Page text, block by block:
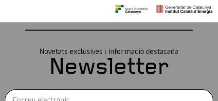
Novetats exclusives i informació destacada
Newsletter